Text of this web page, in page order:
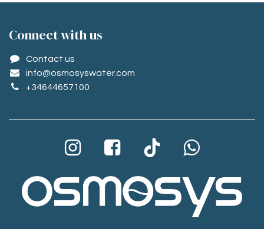
Conne​ct with us
Contact us
info@osmosyswater.com
+34644657100